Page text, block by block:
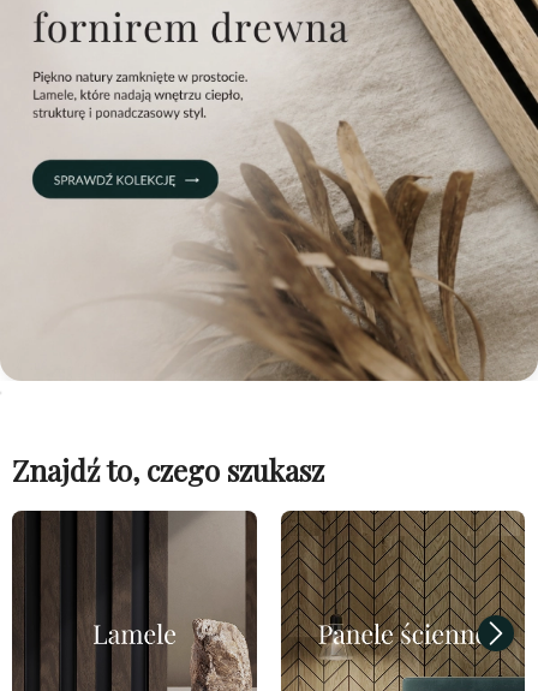
Znajdź to, czego szukasz